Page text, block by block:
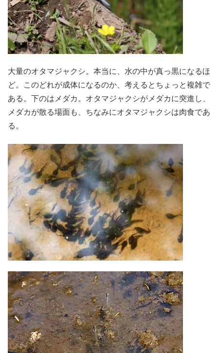
大量のオタマジャクシ。本当に、水の中が真っ黒になるほ
ど。このどれが成体になるのか、考えるとちょっと複雑で
ある。下のはメダカ。オタマジャクシがメダカに突進し、
メダカが散る場面も、ちなみにオタマジャクシは肉食であ
る。